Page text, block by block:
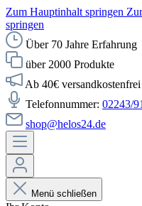
Zum Hauptinhalt springen
springen
Über 70 Jahre Erfahrung
über 2000 Produkte
Ab 40€ versandkostenfrei
Telefonnummer: 02243/
shop@helos24.de
Menü schließen